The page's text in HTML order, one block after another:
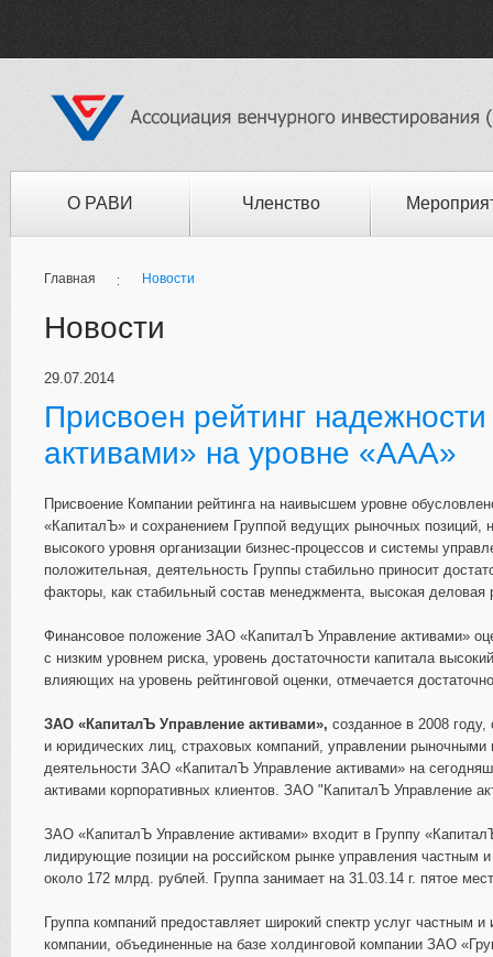
О РАВИ Членство
Главная Новости
Новости
29.07.2014
Присвоен рейтинг
активами» на уровне «ААА»
Присвоение Компании рейтинга на наивысшем уровне
«КапиталЪ» и сохранением Группой ведущих рыночных
высокого уровня организации бизнес-процессов и системы
положительная, деятельность Группы стабильно приносит
факторы, как стабильный состав менеджмента, высокая деловая
Финансовое положение ЗАО «КапиталЪ Управление активами»
с низким уровнем риска, уровень достаточности капитала
влияющих на уровень рейтинговой оценки, отмечается
ЗАО «КапиталЪ Управление активами», созданное в 2008
и юридических лиц, страховых компаний, управлении
деятельности ЗАО «КапиталЪ Управление активами» на
активами корпоративных клиентов. ЗАО "КапиталЪ Управление
ЗАО «КапиталЪ Управление активами» входит в Группу
лидирующие позиции на российском рынке управления частным
около 172 млрд. рублей. Группа занимает на 31.03.14 г. пятое
Группа компаний предоставляет широкий спектр услуг
компании, объединенные на базе холдинговой компании ЗАО